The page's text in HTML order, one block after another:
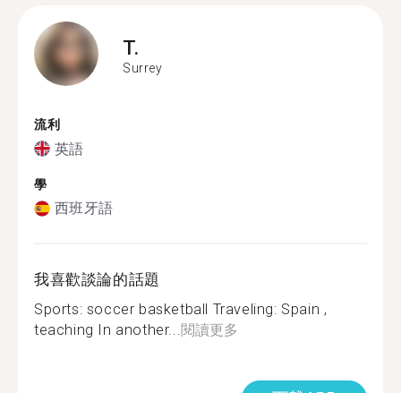
T.
Surrey
流利
英語
學
西班牙語
我喜歡談論的話題
Sports: soccer basketball Traveling: Spain ,
teaching In another...閱讀更多